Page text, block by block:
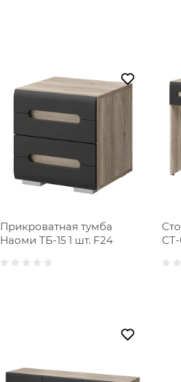
Прикроватная тумба
Наоми ТБ-15 1 шт. F24